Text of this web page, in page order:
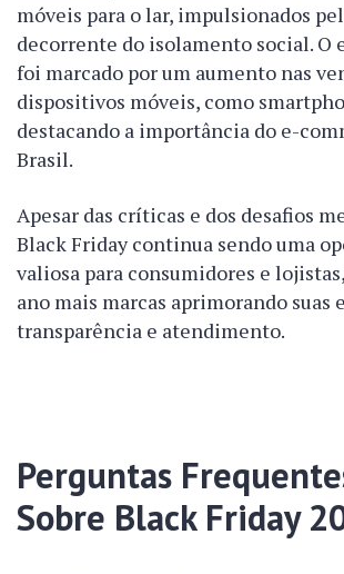
móveis para o lar, impulsionados
decorrente do isolamento social. O
foi marcado por um aumento nas
dispositivos móveis, como
destacando a importância do e-
Brasil.
Apesar das críticas e dos desafios
Black Friday continua sendo uma
valiosa para consumidores e
ano mais marcas aprimorando suas
transparência e atendimento.
Perguntas
Sobre Black Friday